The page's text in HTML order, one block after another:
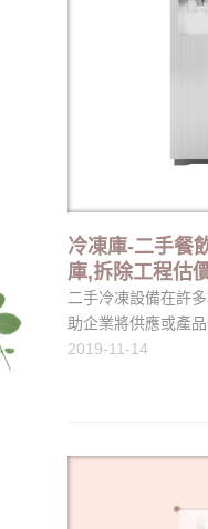
冷凍庫-二手餐
庫,拆除工程估
二手冷凍設備在許
助企業將供應或產
業的公司使用該設
合式冷凍庫,拆除工
2019-11-14